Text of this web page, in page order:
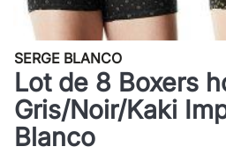
SERGE BLANCO
Lot de 8 Boxers
Gris/Noir/Kaki
Blanco